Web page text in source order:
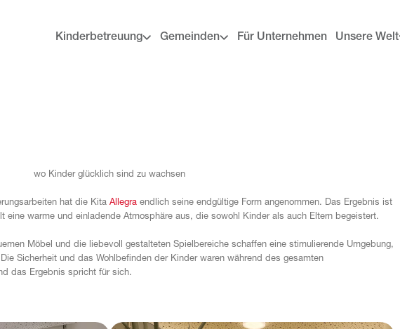
Kinderbetreuung Gemeinden Für Unternehmen Unsere Welt
wo Kinder glücklich sind zu wachsen
hat die Kita Allegraendlich seine endgültige Form angenommen. Das Ergebnis ist
eine warme und einladende Atmosphäre aus, die sowohl Kinder als auch Eltern begeistert.
Möbel und die liebevoll gestalteten Spielbereiche schaffen eine stimulierende Umgebung,
Sicherheit und das Wohlbefinden der Kinder waren während des gesamten
das Ergebnis spricht für sich.